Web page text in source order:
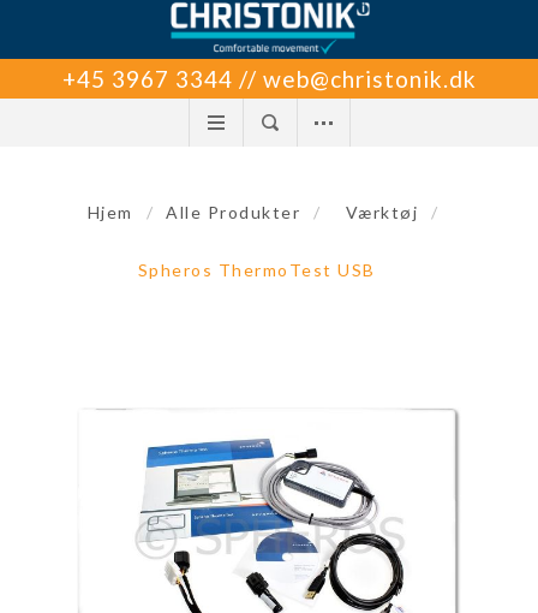
+45 3967 3344 // web@christonik.dk
Hjem / Alle Produkter / Værktøj /
Spheros ThermoTest USB